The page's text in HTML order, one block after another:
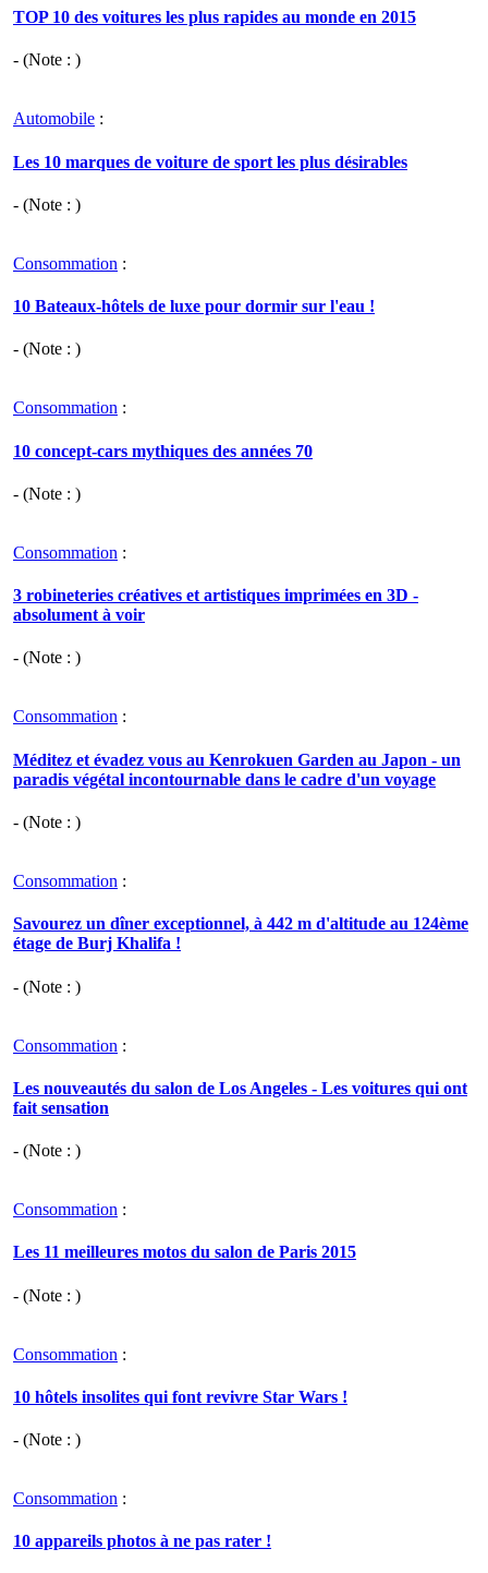
TOP 10 des voitures les plus rapides au monde en 2015
- (Note : )
Automobile :
Les 10 marques de voiture de sport les plus désirables
- (Note : )
Consommation :
10 Bateaux-hôtels de luxe pour dormir sur l'eau !
- (Note : )
Consommation :
10 concept-cars mythiques des années 70
- (Note : )
Consommation :
3 robineteries créatives et artistiques imprimées en 3D -
absolument à voir
- (Note : )
Consommation :
Méditez et évadez vous au Kenrokuen Garden au Japon - un
paradis végétal incontournable dans le cadre d'un voyage
- (Note : )
Consommation :
Savourez un dîner exceptionnel, à 442 m d'altitude au 124ème
étage de Burj Khalifa !
- (Note : )
Consommation :
Les nouveautés du salon de Los Angeles - Les voitures qui ont
fait sensation
- (Note : )
Consommation :
Les 11 meilleures motos du salon de Paris 2015
- (Note : )
Consommation :
10 hôtels insolites qui font revivre Star Wars !
- (Note : )
Consommation :
10 appareils photos à ne pas rater !